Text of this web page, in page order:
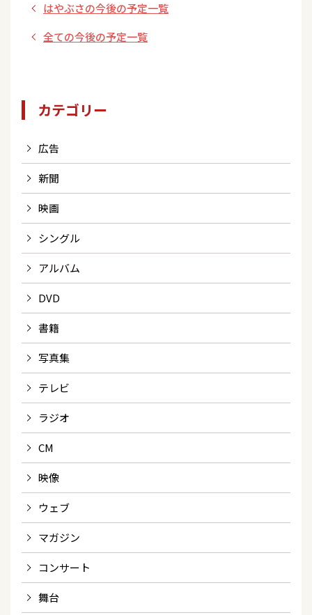
はやぶさの今後の予定一覧
全ての今後の予定一覧
カテゴリー
広告
新聞
映画
シングル
アルバム
DVD
書籍
写真集
テレビ
ラジオ
CM
映像
ウェブ
マガジン
コンサート
舞台